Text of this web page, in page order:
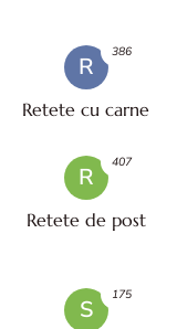
R
Retete cu carne
386
R
Retete de post
407
S
175